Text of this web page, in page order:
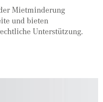
Mietminderung
und bieten
Unterstützung.